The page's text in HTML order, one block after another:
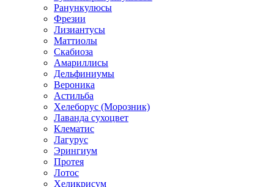
Ранункулюсы
Фрезии
Лизиантусы
Маттиолы
Скабиоза
Амариллисы
Дельфиниумы
Вероника
Астильба
Хелеборус (Морозник)
Лаванда сухоцвет
Клематис
Лагурус
Эрингиум
Протея
Лотос
Хеликрисум